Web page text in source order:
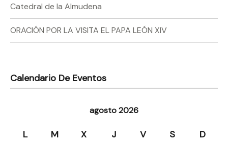
Catedral de la Almudena
ORACIÓN POR LA VISITA EL PAPA LEÓN XIV
Calendario De Eventos
agosto 2026
L M X J V S D